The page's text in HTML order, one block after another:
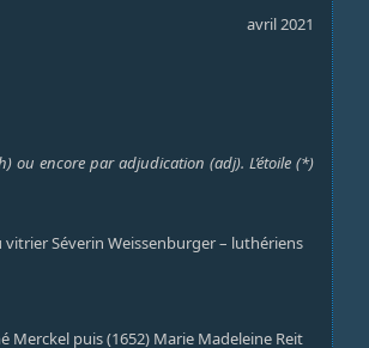
avril 2021
ou encore par adjudication (adj). L’étoile (*)
vitrier Séverin Weissenburger – luthériens
Merckel puis (1652) Marie Madeleine Reit